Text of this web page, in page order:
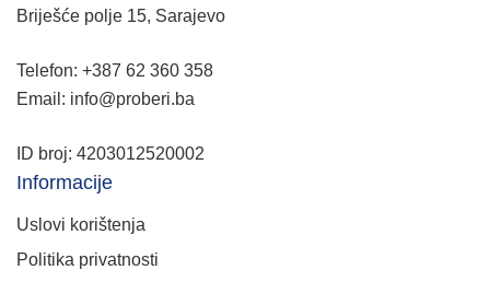
Briješće polje 15, Sarajevo
Telefon: +387 62 360 358
Email: info@proberi.ba
ID broj: 4203012520002
Informacije
Uslovi korištenja
Politika privatnosti